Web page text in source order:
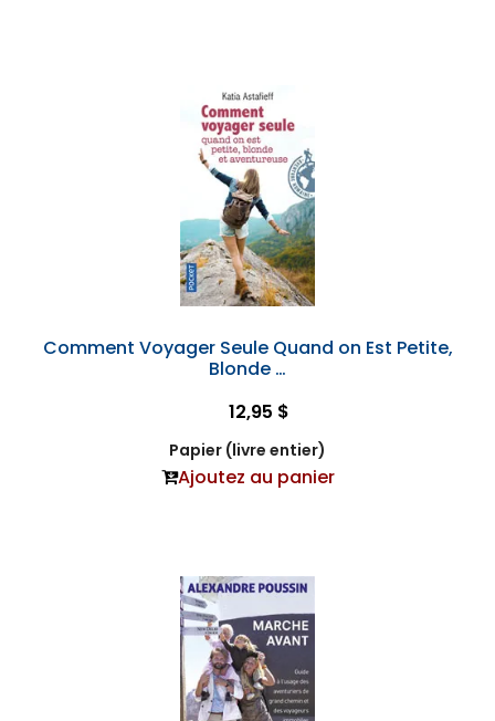
Comment Voyager Seule Quand on Est Petite,
Blonde …
12,95 $
Papier (livre entier)
Ajoutez au panier